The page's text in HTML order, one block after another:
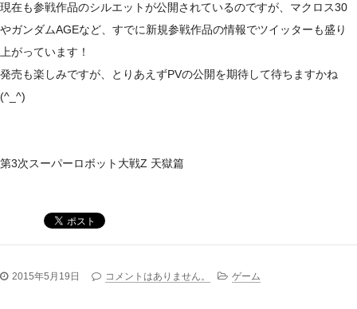
現在も参戦作品のシルエットが公開されているのですが、マクロス30
やガンダムAGEなど、すでに新規参戦作品の情報でツイッターも盛り
上がっています！
発売も楽しみですが、とりあえずPVの公開を期待して待ちますかね
(^_^)
第3次スーパーロボット大戦Z 天獄篇
2015年5月19日 コメントはありません。 ゲーム